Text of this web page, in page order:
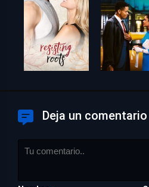
Deja un comentario